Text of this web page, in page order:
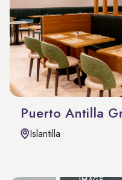
Puerto Antilla
Islantilla